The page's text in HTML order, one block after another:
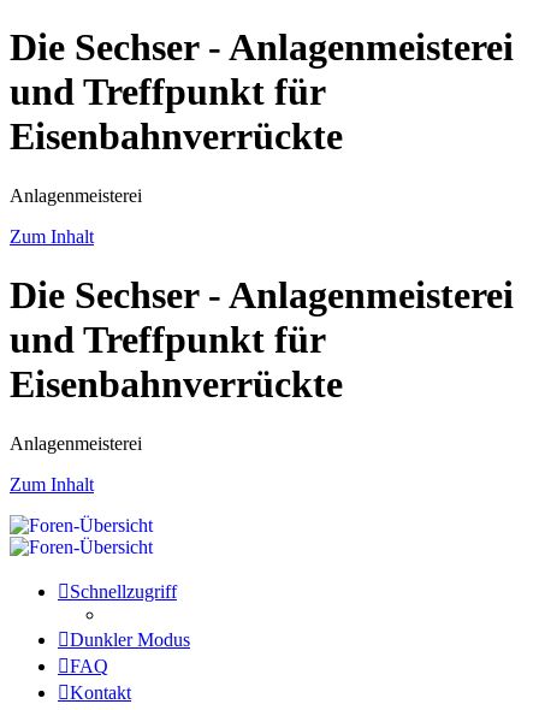
Die Sechser - Anlagenmeisterei
und Treffpunkt für
Eisenbahnverrückte
Anlagenmeisterei
Zum Inhalt
Die Sechser - Anlagenmeisterei
und Treffpunkt für
Eisenbahnverrückte
Anlagenmeisterei
Zum Inhalt
Schnellzugriff
Dunkler Modus
FAQ
Kontakt